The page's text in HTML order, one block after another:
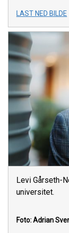
LAST NED BILDE
Levi Gårseth-
universitet.
Foto: Adrian